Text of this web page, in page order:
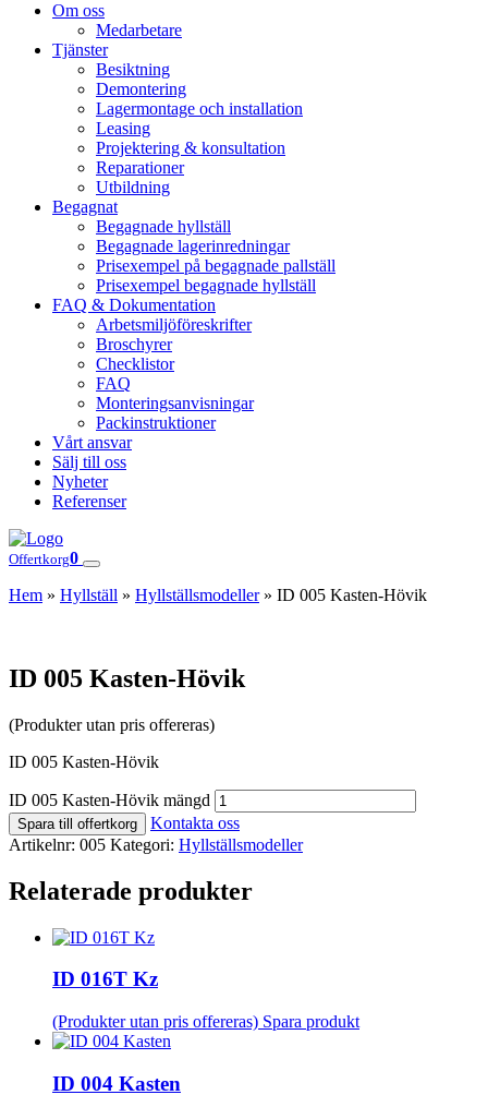
Om oss
Medarbetare
Tjänster
Besiktning
Demontering
Lagermontage och installation
Leasing
Projektering & konsultation
Reparationer
Utbildning
Begagnat
Begagnade hyllställ
Begagnade lagerinredningar
Prisexempel på begagnade pallställ
Prisexempel begagnade hyllställ
FAQ & Dokumentation
Arbetsmiljöföreskrifter
Broschyrer
Checklistor
FAQ
Monteringsanvisningar
Packinstruktioner
Vårt ansvar
Sälj till oss
Nyheter
Referenser
Offertkorg0
Hem » Hyllställ » Hyllställsmodeller» ID 005 Kasten-Hövik
ID 005 Kasten-Hövik
(Produkter utan pris offereras)
ID 005 Kasten-Hövik
ID 005 Kasten-Hövik mängd
Spara till offertkorg
Kontakta oss
Artikelnr: 005 Kategori: Hyllställsmodeller
Relaterade produkter
ID 016T Kz
(Produkter utan pris offereras) Spara produkt
ID 004 Kasten